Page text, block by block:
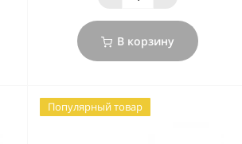
В корзину
Популярный товар